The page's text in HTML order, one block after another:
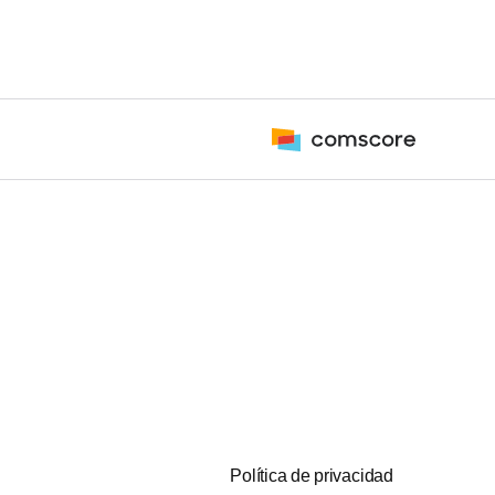
Política de privacidad